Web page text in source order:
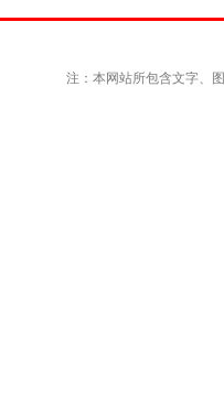
注：本网站所包含文字、